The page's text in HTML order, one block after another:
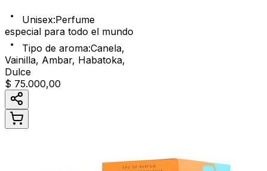
Unisex:Perfume
especial para todo el mundo
Tipo de aroma:Canela,
Vainilla, Ambar, Habatoka,
Dulce
$ 75.000,00